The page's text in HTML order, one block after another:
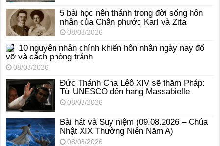
5 bài học nên thánh trong đời sống hôn
nhân của Chân phước Karl và Zita
08/08/2026
10 nguyên nhân chính khiến hôn nhân ngày nay đổ
vỡ và cách phòng tránh
08/08/2026
Đức Thánh Cha Lêô XIV sẽ thăm Pháp:
Từ UNESCO đến hang Massabielle
08/08/2026
Bài hát và Suy niệm (09.08.2026 – Chúa
Nhật XIX Thường Niên Năm A)
08/08/2026